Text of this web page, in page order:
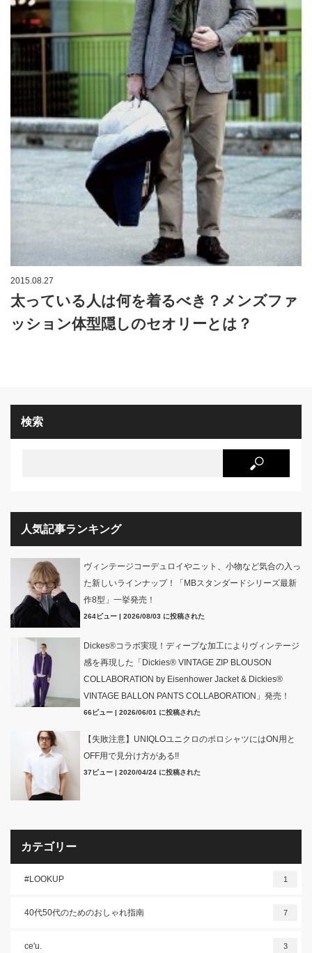
2015.08.27
太っている人は何を着るべき？メンズファ
ッション体型隠しのセオリーとは？
検索
人気記事ランキング
ヴィンテージコーデュロイやニット、小物など気合の入っ
た新しいラインナップ！「MBスタンダードシリーズ最新
作8型」一挙発売！
264ビュー | 2026/08/03 に投稿された
Dickes®コラボ実現！ディープな加工によりヴィンテージ
感を再現した「Dickies® VINTAGE ZIP BLOUSON
COLLABORATION by Eisenhower Jacket & Dickies®
VINTAGE BALLON PANTS COLLABORATION」発売！
66ビュー | 2026/06/01 に投稿された
【失敗注意】UNIQLOユニクロのポロシャツにはON用と
OFF用で見分け方がある!!
37ビュー | 2020/04/24 に投稿された
カテゴリー
#LOOKUP 1
40代50代のためのおしゃれ指南 7
ce'u. 3